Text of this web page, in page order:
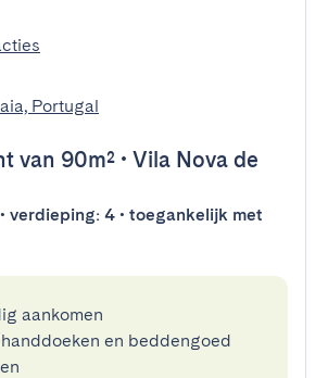
Portugal
van 90m² • Vila Nova de
verdieping: 4 • toegankelijk met
aankomen
en beddengoed